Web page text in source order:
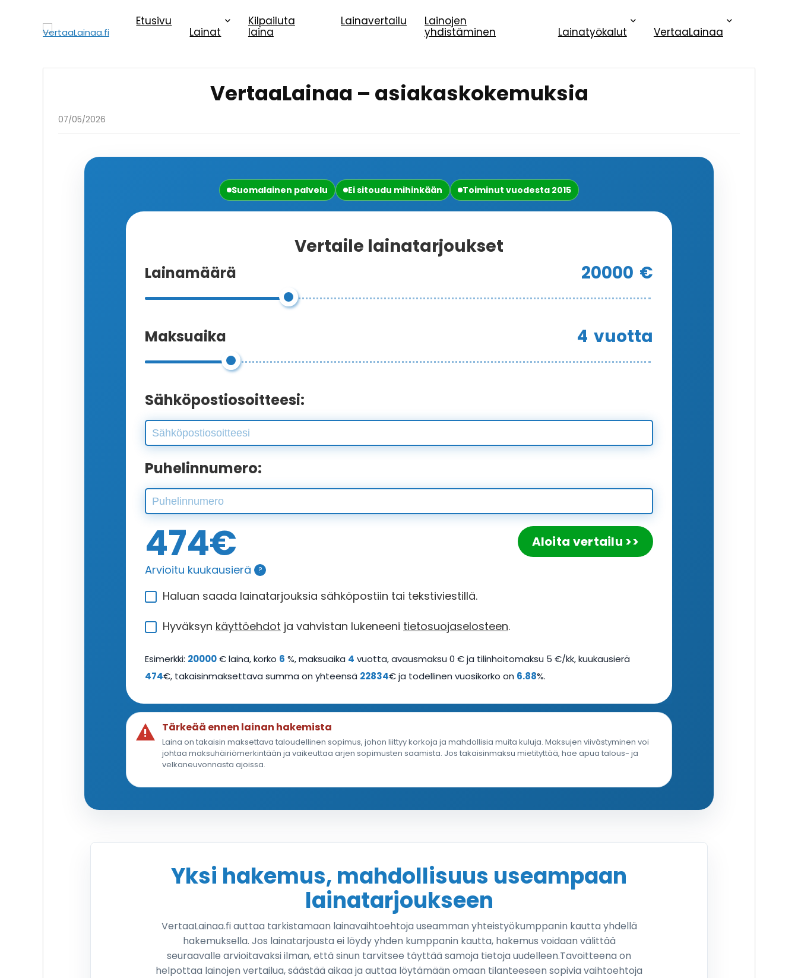
Etusivu
Lainat
Kilpailuta
laina
Lainavertailu Lainojen
yhdistäminen Lainatyökalut VertaaLainaa
VertaaLainaa – asiakaskokemuksia
07/05/2026
Suomalainen palvelu Ei sitoudu mihinkään Toiminut vuodesta 2015
Vertaile lainatarjoukset
Lainamäärä 20000 €
Maksuaika 4 vuotta
Sähköpostiosoitteesi:
Puhelinnumero:
474€
Arvioitu kuukausierä ?
Aloita vertailu >>
Haluan saada lainatarjouksia sähköpostiin tai tekstiviestillä.
Hyväksyn käyttöehdot ja vahvistan lukeneeni tietosuojaselosteen.
Esimerkki: 20000€ laina, korko 6 %, maksuaika 4 vuotta, avausmaksu 0 € ja tilinhoitomaksu 5 €/kk, kuukausierä
474€, takaisinmaksettava summa on yhteensä 22834€ ja todellinen vuosikorko on 6.88%.
Tärkeää ennen lainan hakemista
Laina on takaisin maksettava taloudellinen sopimus, johon liittyy korkoja ja mahdollisia muita kuluja. Maksujen viivästyminen voi
johtaa maksuhäiriömerkintään ja vaikeuttaa arjen sopimusten saamista. Jos takaisinmaksu mietityttää, hae apua talous- ja
velkaneuvonnasta ajoissa.
Yksi hakemus, mahdollisuus useampaan
lainatarjoukseen
VertaaLainaa.fi auttaa tarkistamaan lainavaihtoehtoja useamman yhteistyökumppanin kautta yhdellä
hakemuksella. Jos lainatarjousta ei löydy yhden kumppanin kautta, hakemus voidaan välittää
seuraavalle arvioitavaksi ilman, että sinun tarvitsee täyttää samoja tietoja uudelleen.Tavoitteena on
helpottaa lainojen vertailua, säästää aikaa ja auttaa löytämään omaan tilanteeseen sopivia vaihtoehtoja